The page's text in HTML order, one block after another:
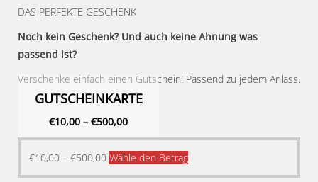
DAS PERFEKTE GESCHENK
Noch kein Geschenk? Und auch keine Ahnung was
passend ist?
Verschenke einfach einen Gutschein! Passend zu jedem Anlass.
GUTSCHEINKARTE
€10,00 – €500,00
€10,00 – €500,00 Wähle den BetragDieses
Produkt